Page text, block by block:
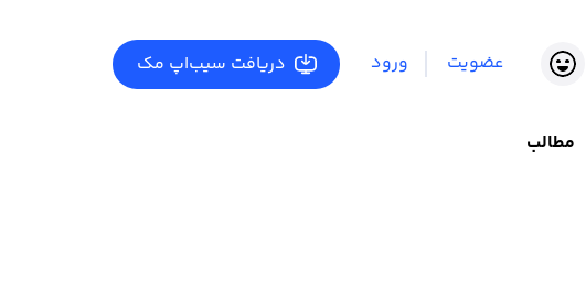
عضویت ورود دریافت سیب‌اپ مک
مطالب